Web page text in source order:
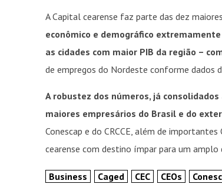
A Capital cearense faz parte das dez
econômico e demográfico
as cidades com maior PIB da região –
de empregos do Nordeste conforme dados
A robustez dos números, já
maiores empresários do Brasil e do
Conescap e do CRCCE, além de
cearense com destino ímpar para um
Business Caged CEC CEOs